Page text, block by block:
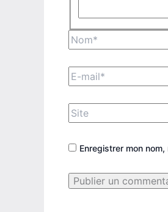
Nom*
E-
mail*
Site
Enregistrer mon